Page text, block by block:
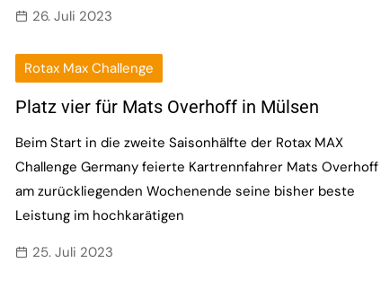
26. Juli 2023
Rotax Max Challenge
Platz vier für Mats Overhoff in Mülsen
Beim Start in die zweite Saisonhälfte der Rotax MAX
Challenge Germany feierte Kartrennfahrer Mats Overhoff
am zurückliegenden Wochenende seine bisher beste
Leistung im hochkarätigen
25. Juli 2023